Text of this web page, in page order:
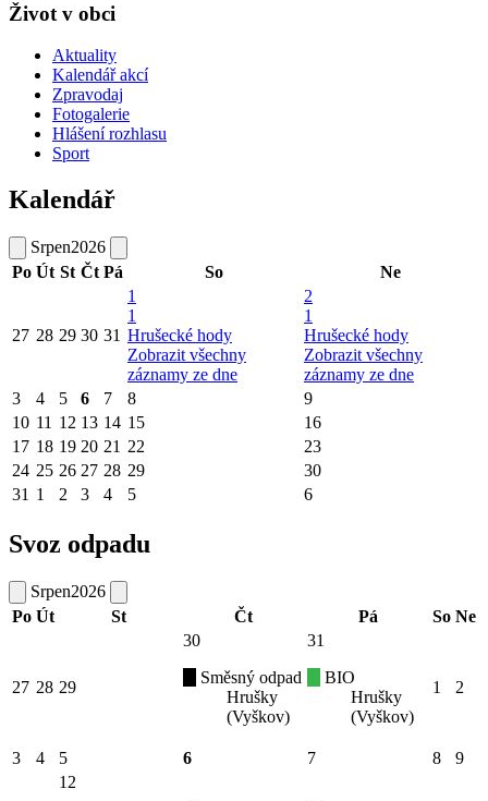
Život v obci
Aktuality
Kalendář akcí
Zpravodaj
Fotogalerie
Hlášení rozhlasu
Sport
Kalendář
Srpen2026
Po Út St Čt Pá So Ne
27 28 29 30 31
1
1
Hrušecké hody
Zobrazit všechny
záznamy ze dne
2
1
Hrušecké hody
Zobrazit všechny
záznamy ze dne
3
4 5 6 7 8
9
10 11 12 13 14 15
16
17 18 19 20 21 22
23
24 25 26 27 28 29
30
31 1 2 3 4 5 6
Svoz odpadu
Srpen2026
Po Út St Čt Pá So Ne
27 28 29
30
Směsný odpad
Hrušky
(Vyškov)
31
BIO
Hrušky
(Vyškov)
1 2
3 4 5 6 7 8 9
12